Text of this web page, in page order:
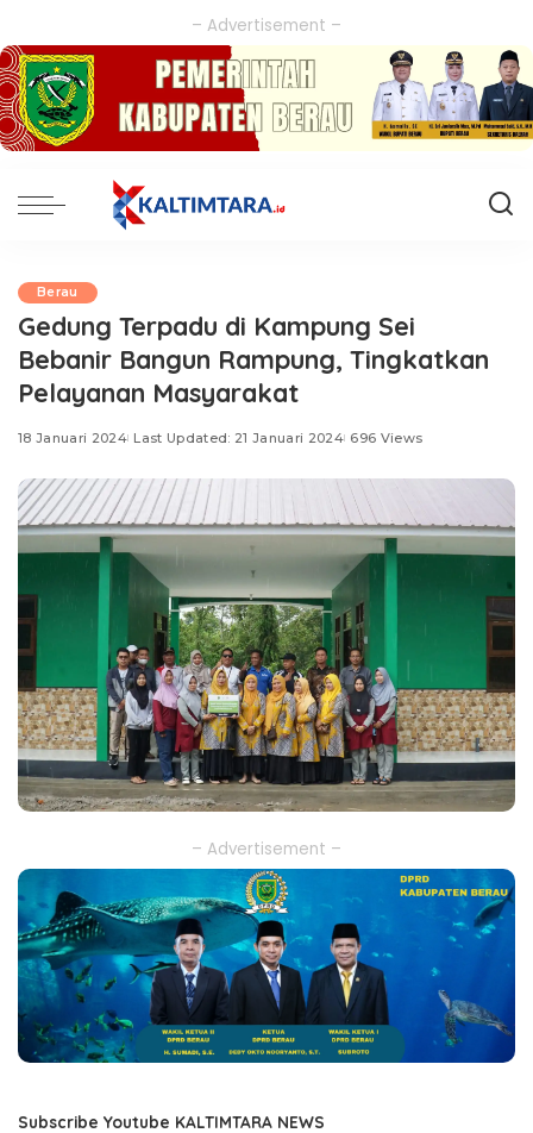
– Advertisement –
Berau
Gedung Terpadu di Kampung Sei
Bebanir Bangun Rampung, Tingkatkan
Pelayanan Masyarakat
18 Januari 2024 Last Updated: 21 Januari 2024 696 Views
– Advertisement –
Subscribe Youtube KALTIMTARA NEWS